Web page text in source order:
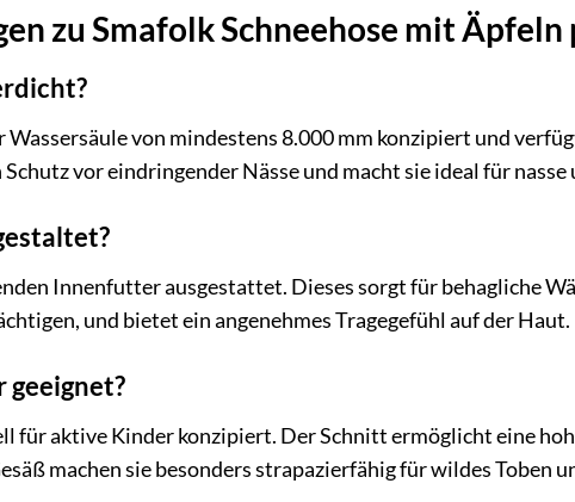
zu Smafolk Schneehose mit
Wassersäule von mindestens 8.000 mm konzipiert und
vor eindringender Nässe und macht sie ideal für nasse
Innenfutter ausgestattet. Dieses sorgt für behagliche
und bietet ein angenehmes Tragegefühl auf der Haut.
geeignet?
für aktive Kinder konzipiert. Der Schnitt ermöglicht eine
machen sie besonders strapazierfähig für wildes Toben